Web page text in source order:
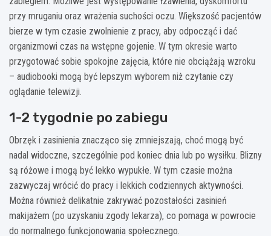
przy mruganiu oraz wrażenia suchości oczu. Większość pacjentów
bierze w tym czasie zwolnienie z pracy, aby odpocząć i dać
organizmowi czas na wstępne gojenie. W tym okresie warto
przygotować sobie spokojne zajęcia, które nie obciążają wzroku
– audiobooki mogą być lepszym wyborem niż czytanie czy
oglądanie telewizji.
1-2 tygodnie po zabiegu
Obrzęk i zasinienia znacząco się zmniejszają, choć mogą być
nadal widoczne, szczególnie pod koniec dnia lub po wysiłku. Blizny
są różowe i mogą być lekko wypukłe. W tym czasie można
zazwyczaj wrócić do pracy i lekkich codziennych aktywności.
Można również delikatnie zakrywać pozostałości zasinień
makijażem (po uzyskaniu zgody lekarza), co pomaga w powrocie
do normalnego funkcjonowania społecznego.